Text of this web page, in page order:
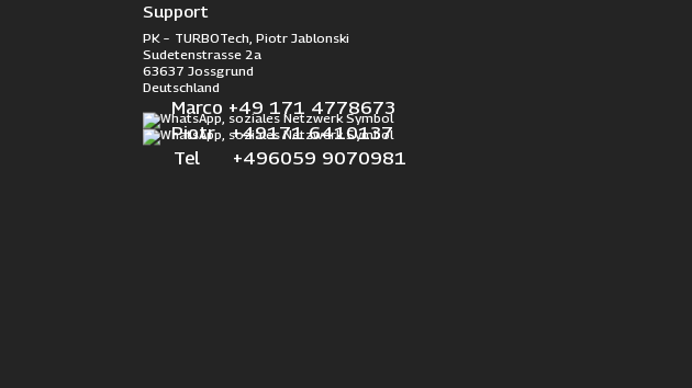
Support
PK – TURBOTech, Piotr Jablonski
Sudetenstrasse 2a
63637 Jossgrund
Deutschland
Marco +49 171 4778673
Piotr +49171 6410137
Tel +496059 9070981